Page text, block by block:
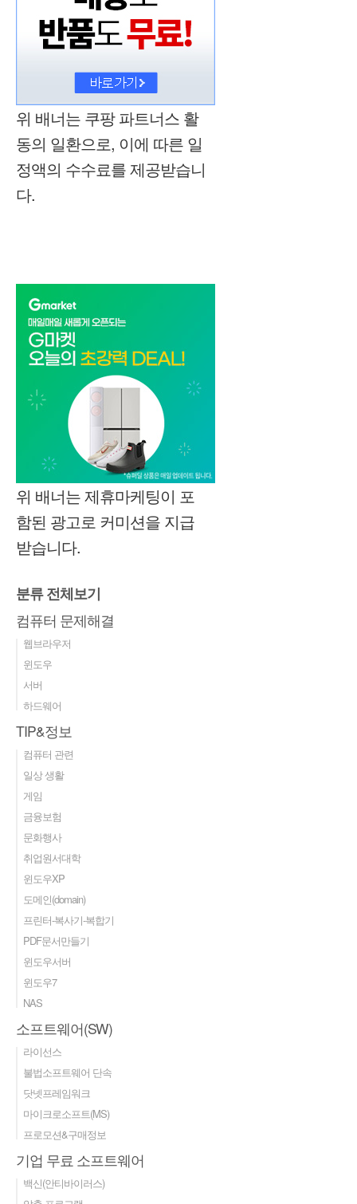
위 배너는 쿠팡 파트너스 활
동의 일환으로, 이에 따른 일
정액의 수수료를 제공받습니
다.
위 배너는 제휴마케팅이 포
함된 광고로 커미션을 지급
받습니다.
분류 전체보기
컴퓨터 문제해결
웹브라우저
윈도우
서버
하드웨어
TIP&정보
컴퓨터 관련
일상 생활
게임
금융보험
문화행사
취업원서대학
윈도우XP
도메인(domain)
프린터-복사기-복합기
PDF문서만들기
윈도우서버
윈도우7
NAS
소프트웨어(SW)
라이선스
불법소프트웨어 단속
닷넷프레임워크
마이크로소프트(MS)
프로모션&구매정보
기업 무료 소프트웨어
백신(안티바이러스)